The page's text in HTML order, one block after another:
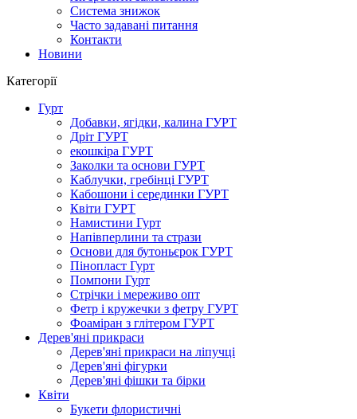
Система знижок
Часто задавані питання
Контакти
Новини
Категорії
Гурт
Добавки, ягідки, калина ГУРТ
Дріт ГУРТ
екошкіра ГУРТ
Заколки та основи ГУРТ
Каблучки, гребінці ГУРТ
Кабошони і серединки ГУРТ
Квіти ГУРТ
Намистини Гурт
Напівперлини та стрази
Основи для бутоньєрок ГУРТ
Пінопласт Гурт
Помпони Гурт
Стрічки і мереживо опт
Фетр і кружечки з фетру ГУРТ
Фоаміран з глітером ГУРТ
Дерев'яні прикраси
Дерев'яні прикраси на ліпучці
Дерев'яні фігурки
Дерев'яні фішки та бірки
Квіти
Букети флористичні